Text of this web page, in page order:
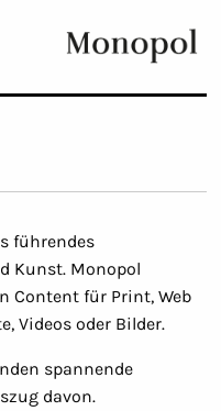
Monopol
führendes
Kunst. Monopol
Content für Print, Web
Videos oder Bilder.
spannende
davon.